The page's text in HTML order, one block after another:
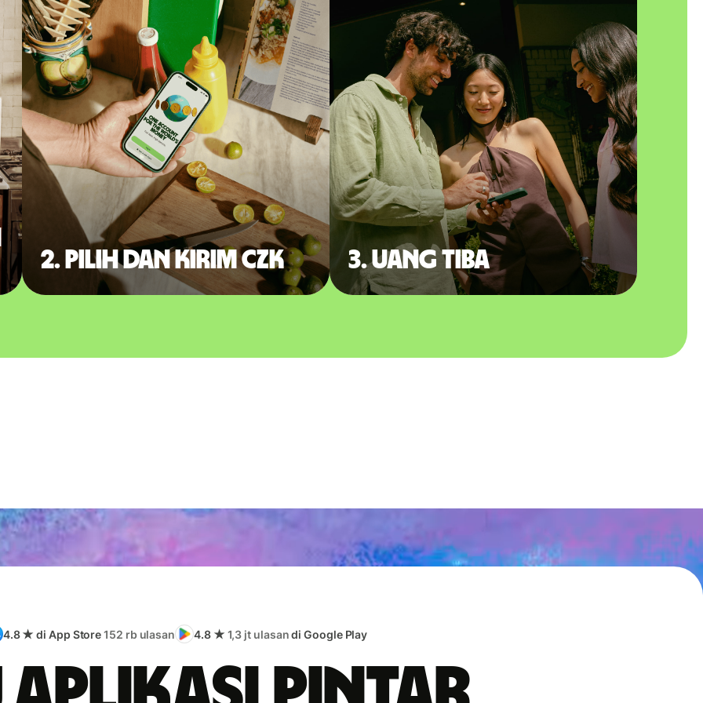
2. Pilih dan kirim CZK
3. Uang tiba
4.8 ★ di App Store152 rb ulasan 4.8 ★ 1,3 jt ulasandi Google Play